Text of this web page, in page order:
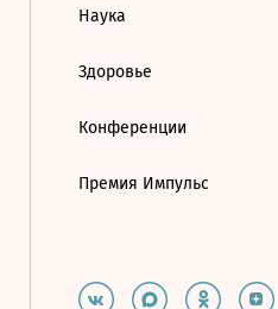
Наука
Здоровье
Конференции
Премия Импульс